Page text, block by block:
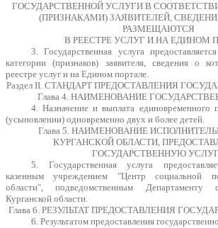
ГОСУДАРСТВЕННОЙ УСЛУГИ В
(ПРИЗНАКАМИ) ЗАЯВИТЕЛЕЙ,
РАЗМЕЩАЮТСЯ
В РЕЕСТРЕ УСЛУГ И НА ЕДИНОМ
3. Государственная услуга
категории (признаков) заявителя, сведения о
реестре услуг и на Едином портале.
Раздел II. СТАНДАРТ ПРЕДОСТАВЛЕНИЯ
Глава 4. НАИМЕНОВАНИЕ
4. Назначение и выплата единовременного
(усыновлении) одновременно двух и более детей.
Глава 5. НАИМЕНОВАНИЕ
КУРГАНСКОЙ ОБЛАСТИ,
ГОСУДАРСТВЕННУЮ
5. Государственная услуга
казенным учреждением "Центр социальной
области", подведомственным Департаменту
Курганской области.
Глава 6. РЕЗУЛЬТАТ ПРЕДОСТАВЛЕНИЯ
6. Результатом предоставления